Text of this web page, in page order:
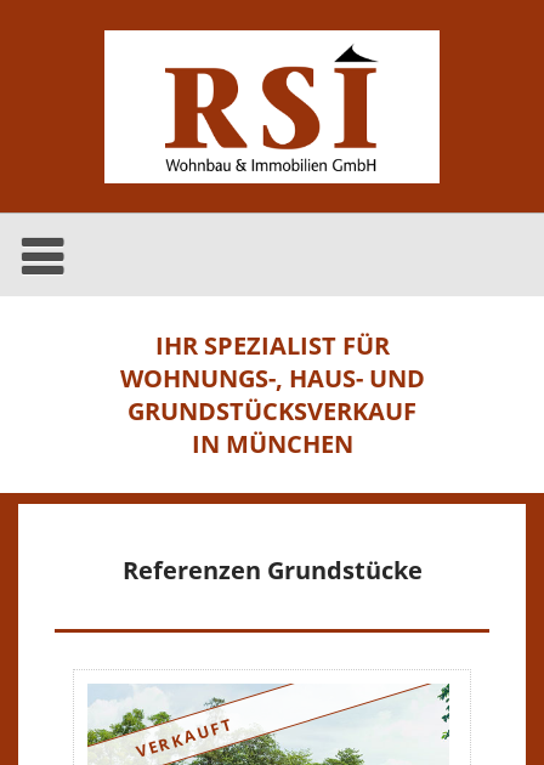
IHR SPEZIALIST FÜR
WOHNUNGS-, HAUS- UND
GRUNDSTÜCKSVERKAUF
IN MÜNCHEN
Referenzen Grundstücke
VERKAUFT